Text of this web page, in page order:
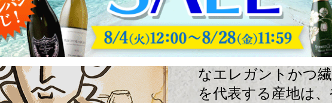
の起源と言われる
であり、病害に弱
品種のため栽培が
なエレガントかつ
を代表する産地は